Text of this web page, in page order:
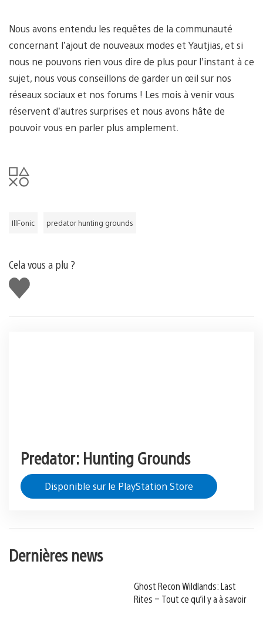
Nous avons entendu les requêtes de la communauté
concernant l’ajout de nouveaux modes et Yautjias, et si
nous ne pouvons rien vous dire de plus pour l’instant à ce
sujet, nous vous conseillons de garder un œil sur nos
réseaux sociaux et nos forums ! Les mois à venir vous
réservent d’autres surprises et nous avons hâte de
pouvoir vous en parler plus amplement.
IllFonic predator hunting grounds
Cela vous a plu ?
J'aime
Predator: Hunting Grounds
Disponible sur le PlayStation Store
Dernières news
Ghost Recon Wildlands: Last
Rites – Tout ce qu’il y a à savoir